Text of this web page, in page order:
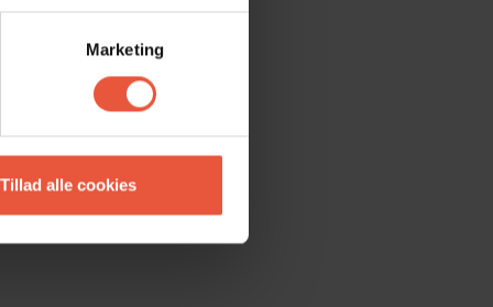
Marketing
Tillad alle cookies